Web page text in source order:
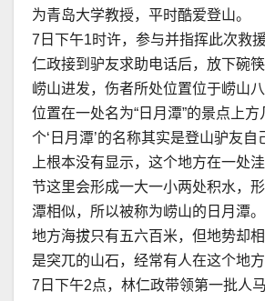
为青岛大学教授，平时酷爱登山。
7日下午1时许，参与并指挥此次救
仁政接到驴友求助电话后，放下碗
崂山进发，伤者所处位置位于崂山
位置在一处名为“日月潭”的景点上方
个‘日月潭’的名称其实是登山驴友自
上根本没有显示，这个地方在一处
节这里会形成一大一小两处积水，
潭相似，所以被称为崂山的日月潭
地方海拔只有五六百米，但地势却
是突兀的山石，经常有人在这个地方
7日下午2点，林仁政带领第一批人